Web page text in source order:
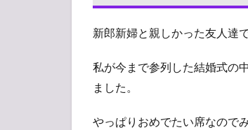
新郎新婦と親しかった友人達
私が今まで参列した結婚式の
ました。
やっぱりおめでたい席なので